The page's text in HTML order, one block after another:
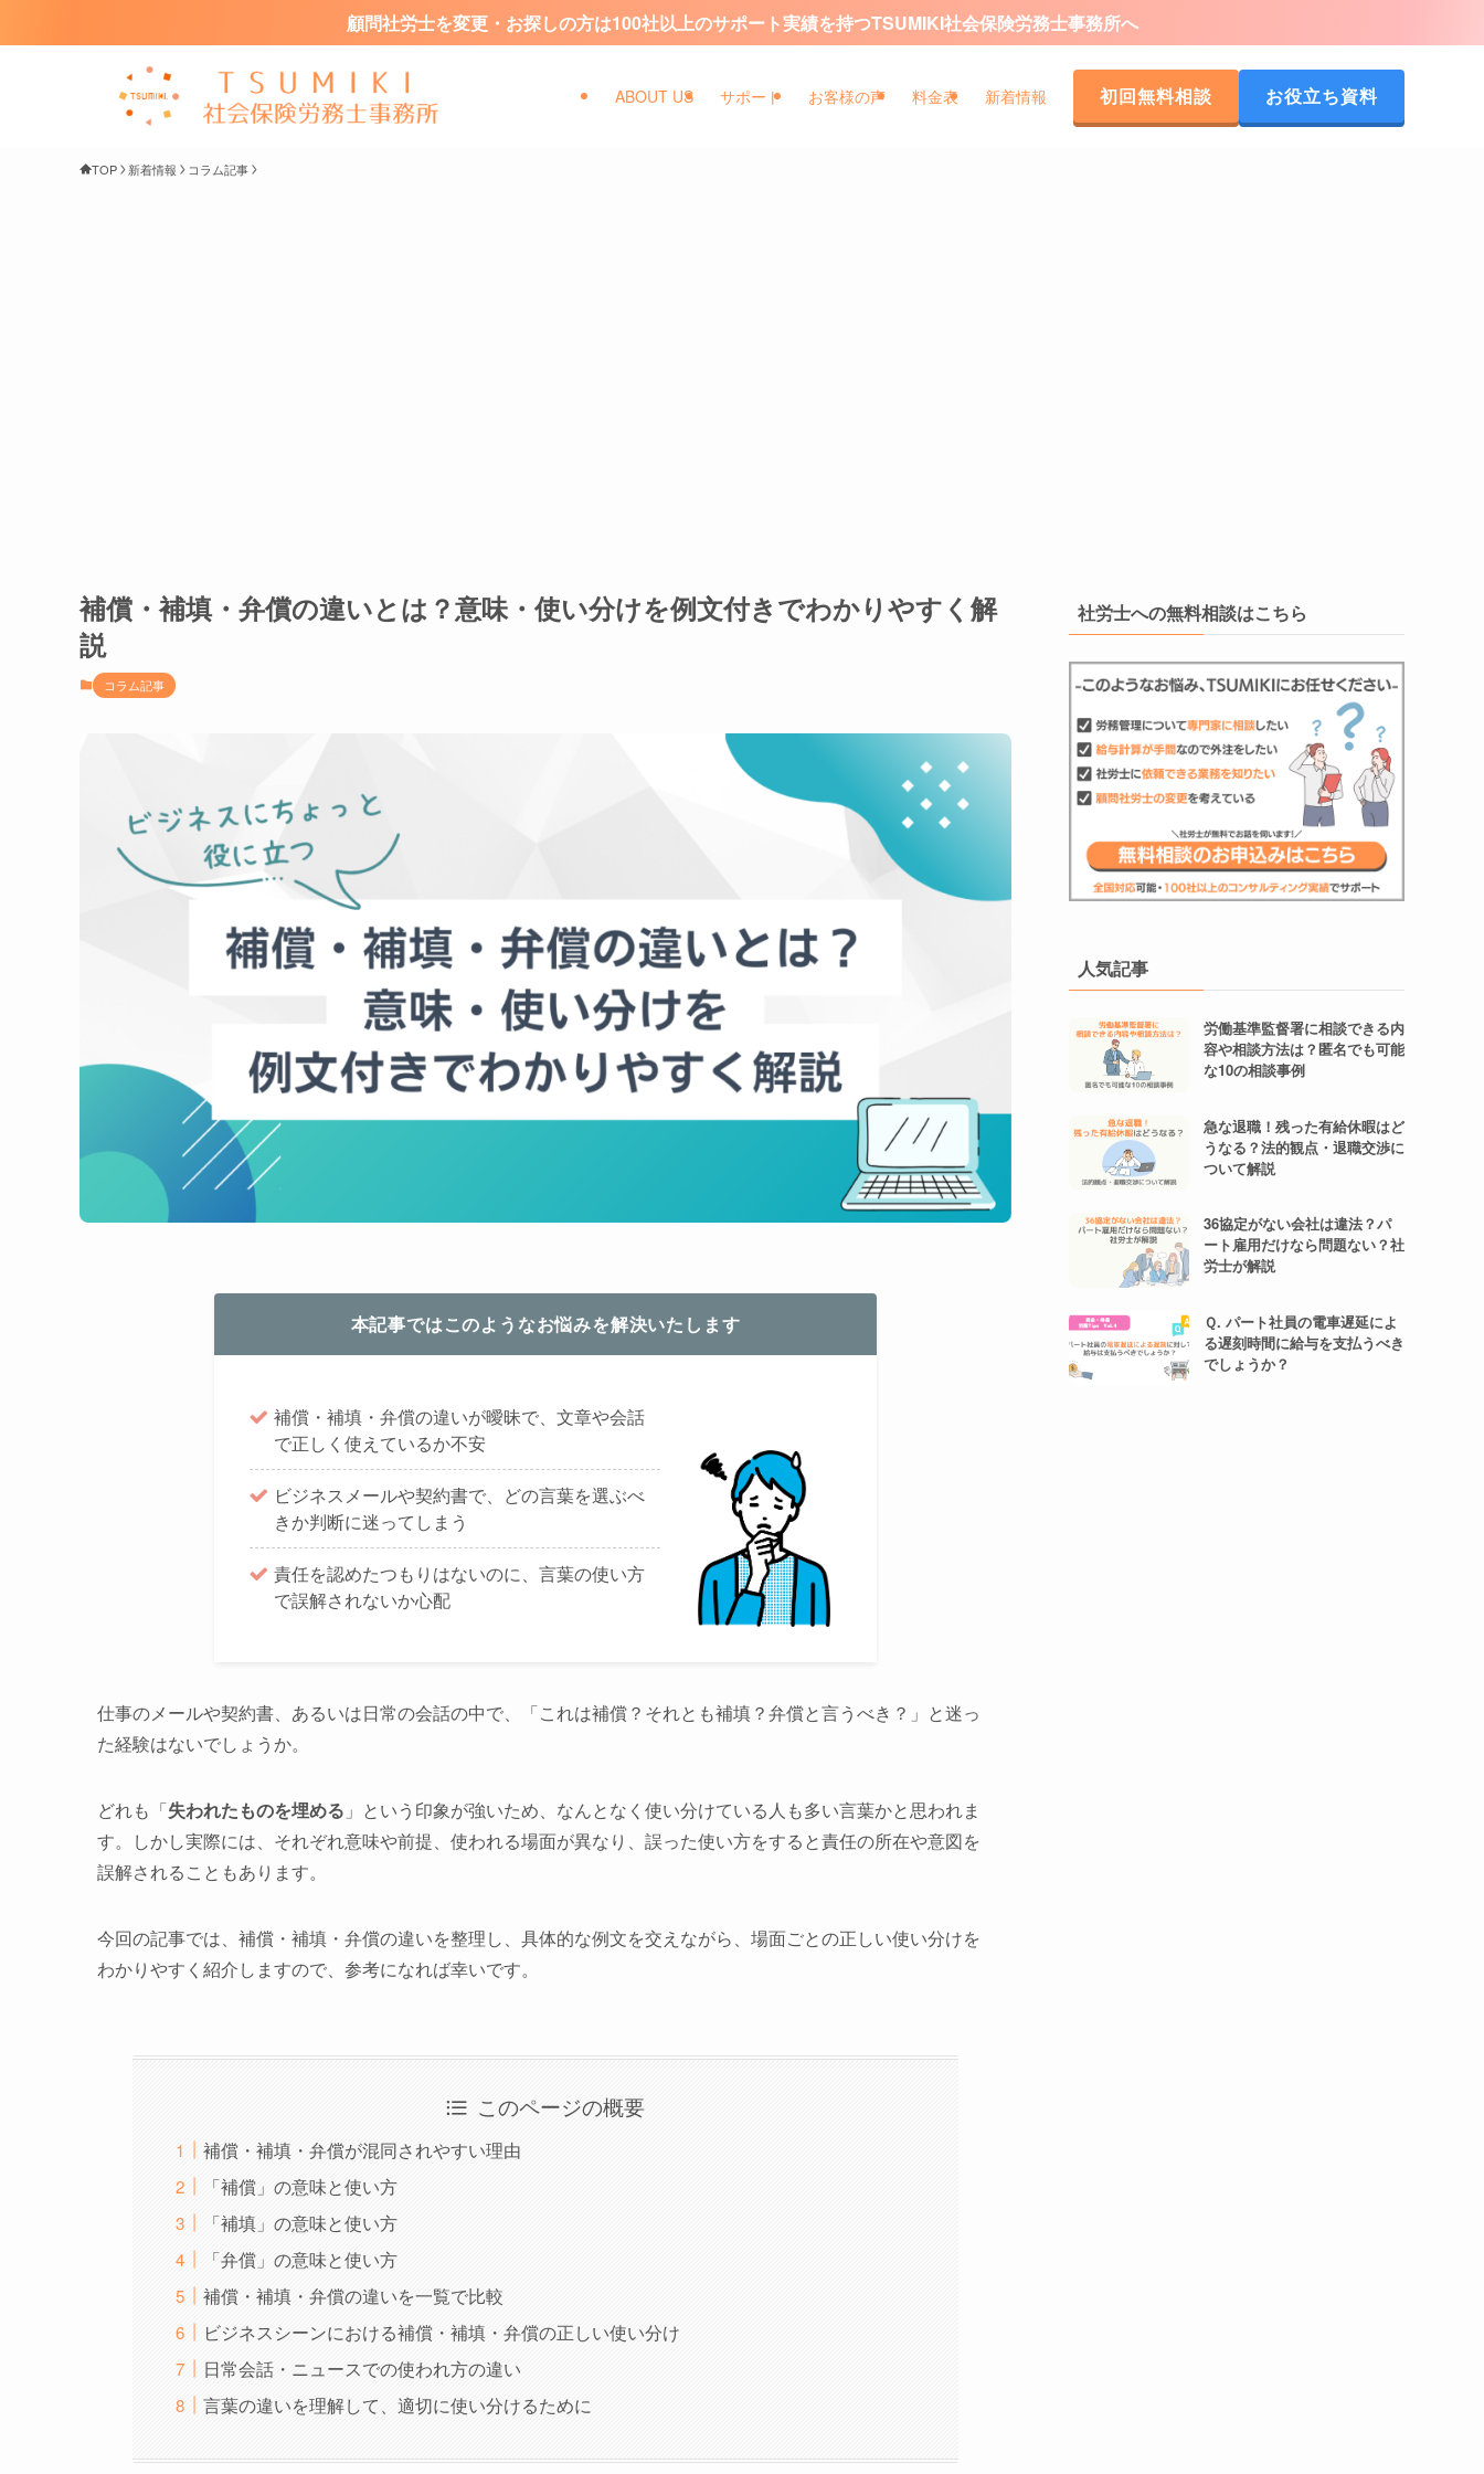
顧問社労士を変更・お探しの方は100社以上のサポート実績を持つTSUMIKI社会保険労務士事務所へ
ABOUT US サポート お客様の声 料金表 新着情報 初回無料相談 お役立ち資料
TOP 新着情報 コラム記事
補償・補填・弁償の違いとは？意味・使い分けを例文付きでわかりやすく解
説
コラム記事
本記事ではこのようなお悩みを解決いたします
補償・補填・弁償の違いが曖昧で、文章や会話
で正しく使えているか不安
ビジネスメールや契約書で、どの言葉を選ぶべ
きか判断に迷ってしまう
責任を認めたつもりはないのに、言葉の使い方
で誤解されないか心配
仕事のメールや契約書、あるいは日常の会話の中で、「これは補償？それとも補填？弁償と言うべき？」と迷っ
た経験はないでしょうか。
どれも「失われたものを埋める 」という印象が強いため、なんとなく使い分けている人も多い言葉かと思われま
す。しかし実際には、それぞれ意味や前提、使われる場面が異なり、誤った使い方をすると責任の所在や意図を
誤解されることもあります。
今回の記事では、補償・補填・弁償の違いを整理し、具体的な例文を交えながら、場面ごとの正しい使い分けを
わかりやすく紹介しますので、参考になれば幸いです。
このページの概要
補償・補填・弁償が混同されやすい理由
「補償」の意味と使い方
「補填」の意味と使い方
「弁償」の意味と使い方
補償・補填・弁償の違いを一覧で比較
ビジネスシーンにおける補償・補填・弁償の正しい使い分け
日常会話・ニュースでの使われ方の違い
言葉の違いを理解して、適切に使い分けるために
社労士への無料相談はこちら
人気記事
労働基準監督署に相談できる内
容や相談方法は？匿名でも可能
な10の相談事例
急な退職！残った有給休暇はど
うなる？法的観点・退職交渉に
ついて解説
36協定がない会社は違法？パ
ート雇用だけなら問題ない？社
労士が解説
Ｑ. パート社員の電車遅延によ
る遅刻時間に給与を支払うべき
でしょうか？